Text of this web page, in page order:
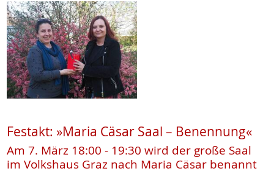
Festakt: »Maria Cäsar Saal – Benennung«
Am 7. März 18:00 - 19:30 wird der große Saal
im Volkshaus Graz nach Maria Cäsar benannt